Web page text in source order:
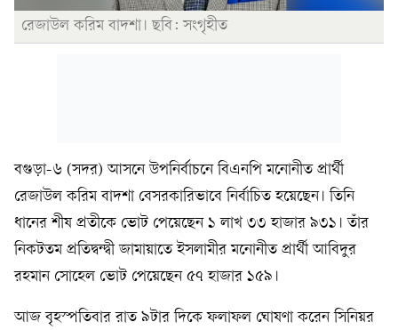
রেজাউল করিম বাদশা। ছবি: সংগৃহীত
বগুড়া-৬ (সদর) আসনে উপনির্বাচনে বিএনপি মনোনীত প্রার্থী
রেজাউল করিম বাদশা বেসরকারিভাবে নির্বাচিত হয়েছেন। তিনি
ধানের শীষ প্রতীকে ভোট পেয়েছেন ১ লাখ ৩৩ হাজার ৯৩১। তাঁর
নিকটতম প্রতিদ্বন্দ্বী জামায়াতে ইসলামীর মনোনীত প্রার্থী আবিদুর
রহমান সোহেল ভোট পেয়েছেন ৫৭ হাজার ১৫৯।
আজ বৃহস্পতিবার রাত ৯টার দিকে ফলাফল ঘোষণা করেন সিনিয়র